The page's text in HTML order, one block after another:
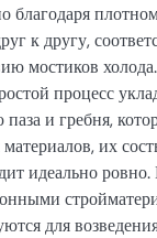
благодаря
к другу,
мостиков холода.
процесс
и гребня,
их
идеально
для